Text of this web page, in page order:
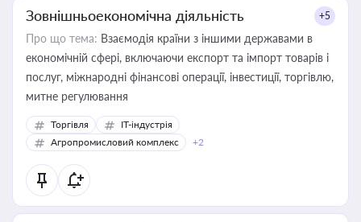
Зовнішньоекономічна діяльність +5
Про що тема: Взаємодія країни з іншими державами в
економічній сфері, включаючи експорт та імпорт товарів і
послуг, міжнародні фінансові операції, інвестиції, торгівлю,
митне регулювання
Торгівля
IT-індустрія
Агропромисловий комплекс
+2